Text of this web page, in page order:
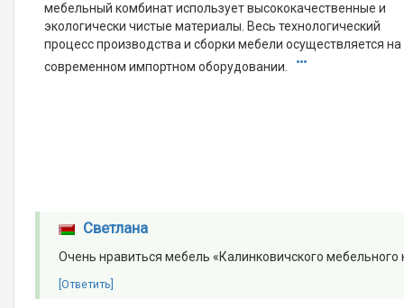
мебельный комбинат использует высококачественные и
экологически чистые материалы. Весь технологический
процесс производства и сборки мебели осуществляется на
современном импортном оборудовании.
Светлана
Очень нравиться мебель «Калинковичского
[Ответить]